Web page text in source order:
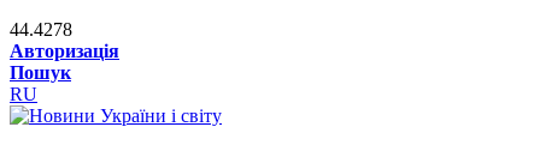
44.4278
Авторизація
Пошук
RU